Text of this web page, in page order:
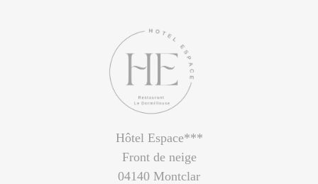
Hôtel Espace***
Front de neige
04140 Montclar